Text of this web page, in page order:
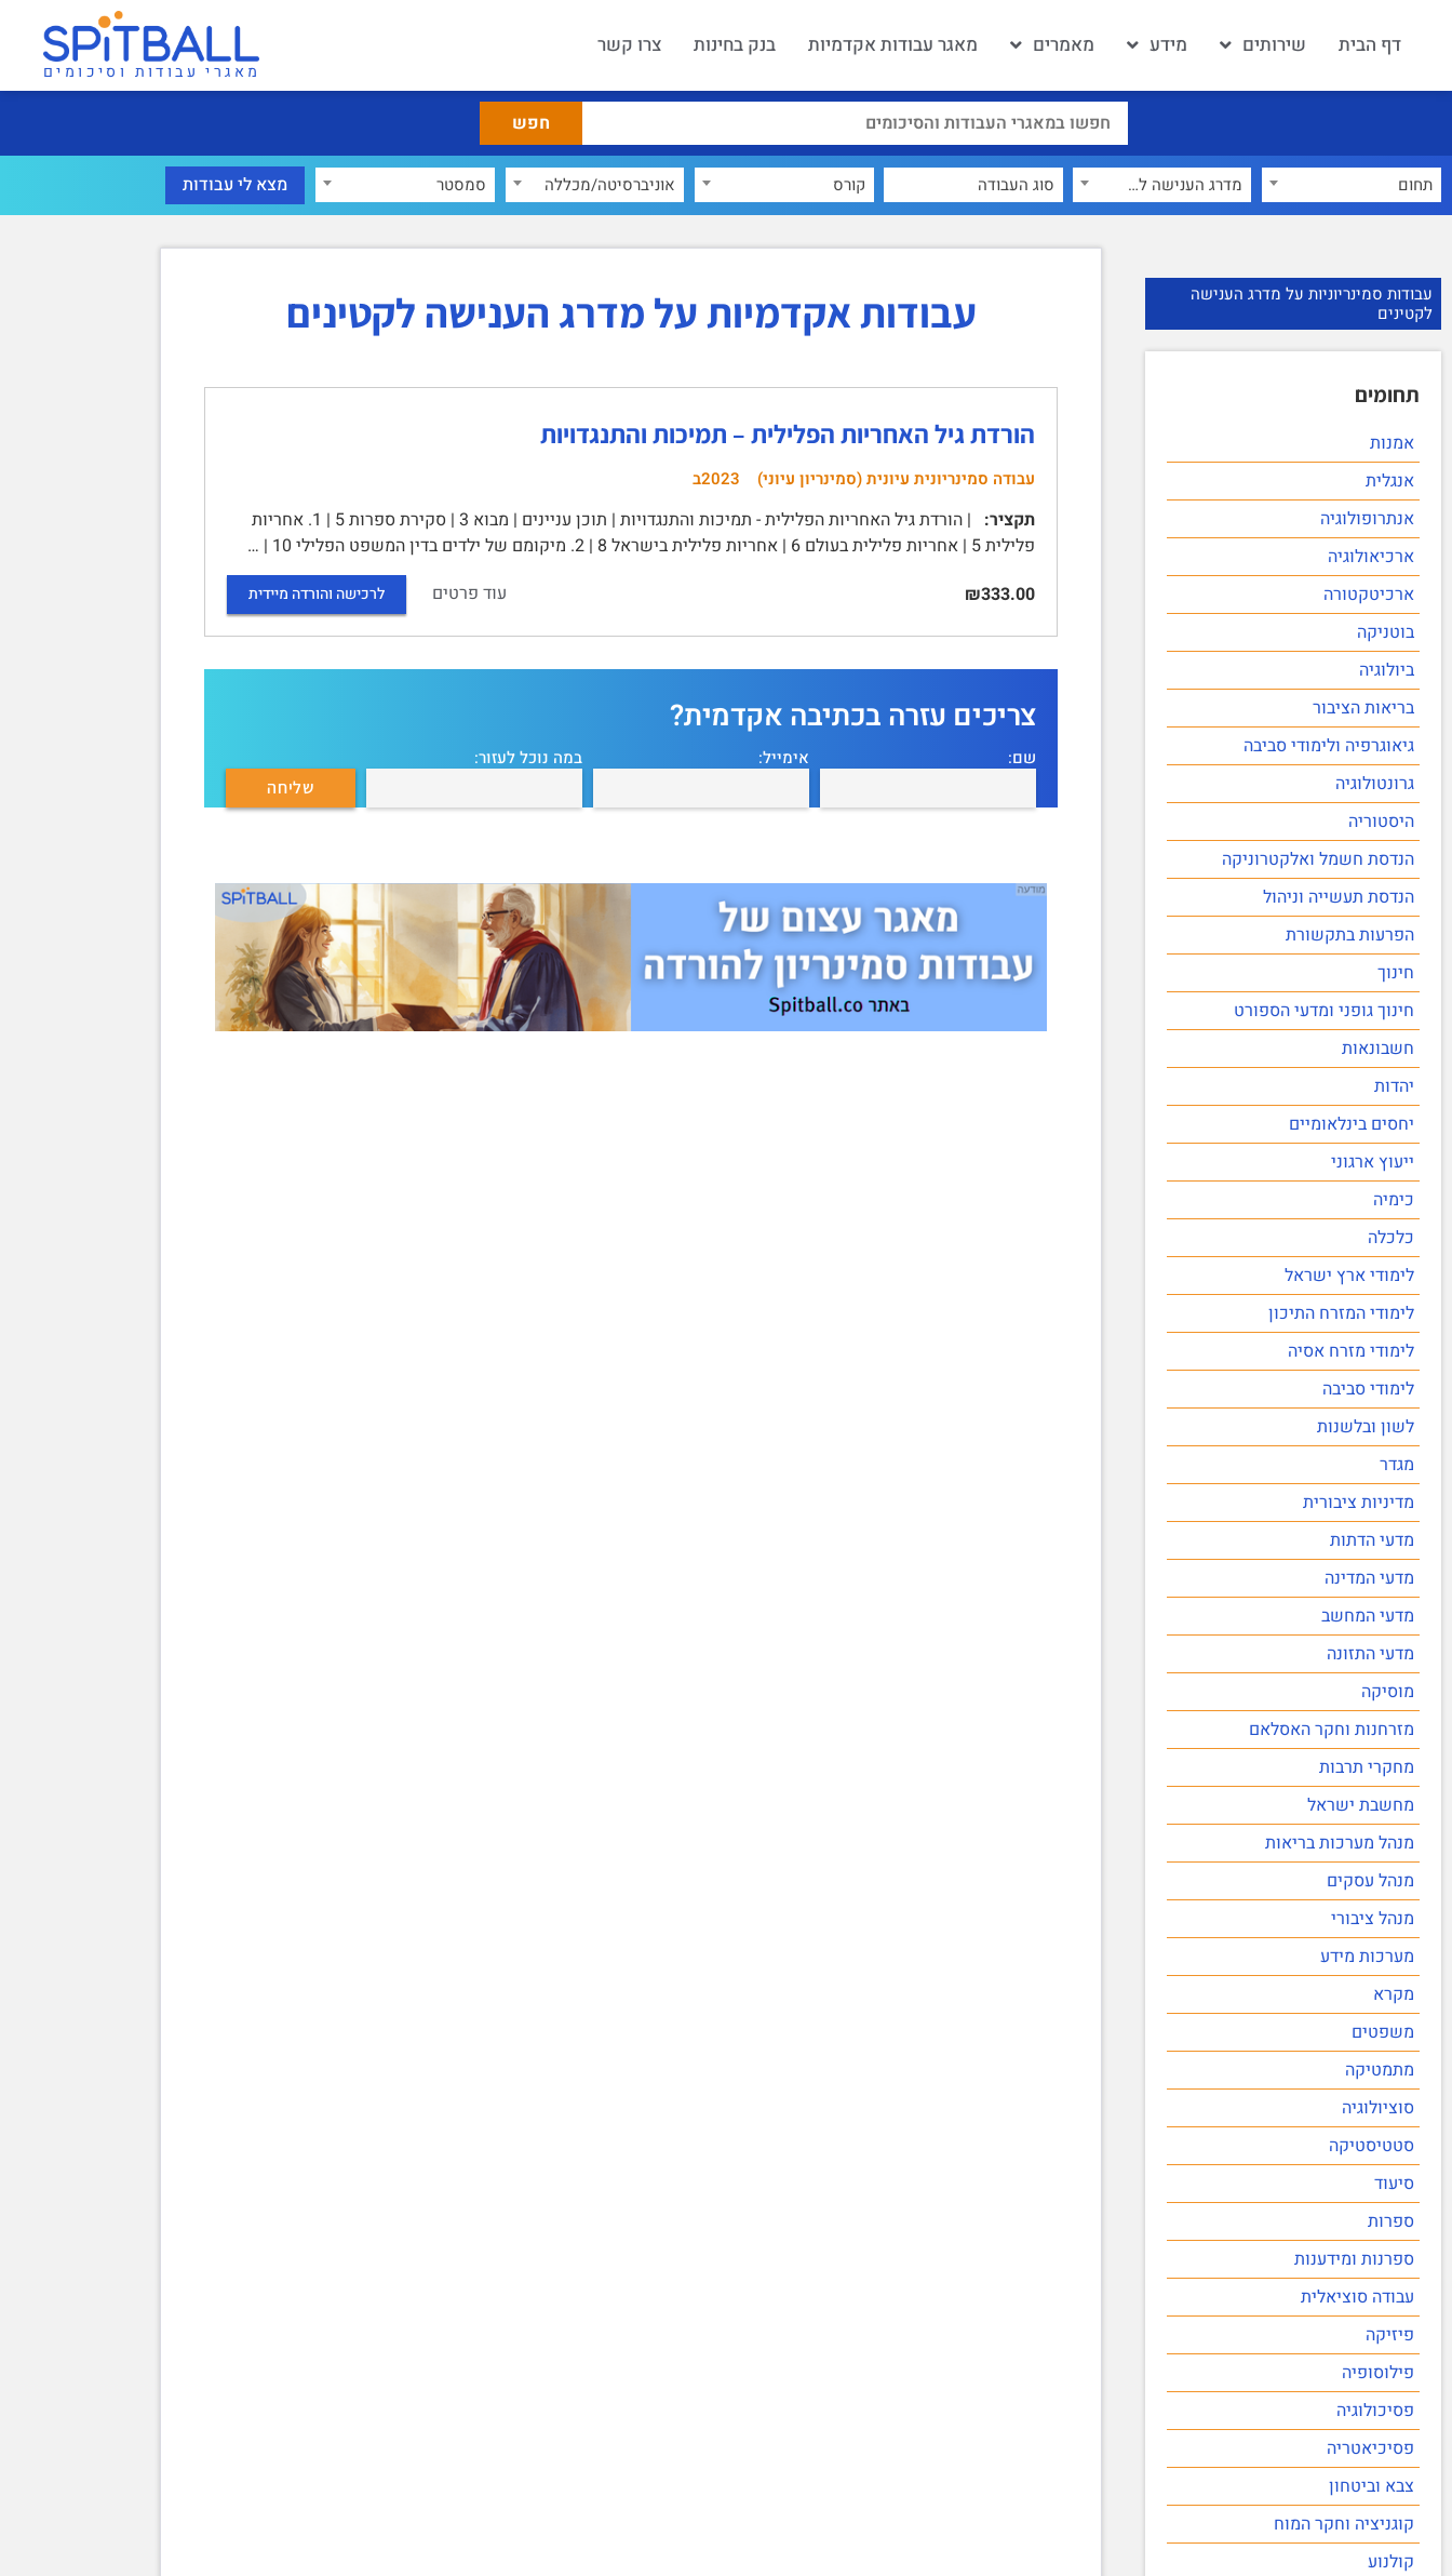
דף הבית שירותים מידע מאמרים מאגר עבודות אקדמיות בנק בחינות צרו קשר
מאגרי עבודות וסיכומים
תחום מדרג הענישה לקטינים קורס אוניברסיטה/מכללה סמסטר
עבודות סמינריוניות על מדרג הענישה
לקטינים
תחומים
אמנות
אנגלית
אנתרופולוגיה
ארכיאולוגיה
ארכיטקטורה
בוטניקה
ביולוגיה
בריאות הציבור
גיאוגרפיה ולימודי סביבה
גרונטולוגיה
היסטוריה
הנדסת חשמל ואלקטרוניקה
הנדסת תעשייה וניהול
הפרעות בתקשורת
חינוך
חינוך גופני ומדעי הספורט
חשבונאות
יהדות
יחסים בינלאומיים
ייעוץ ארגוני
כימיה
כלכלה
לימודי ארץ ישראל
לימודי המזרח התיכון
לימודי מזרח אסיה
לימודי סביבה
לשון ובלשנות
מגדר
מדיניות ציבורית
מדעי הדתות
מדעי המדינה
מדעי המחשב
מדעי התזונה
מוסיקה
מזרחנות וחקר האסלאם
מחקרי תרבות
מחשבת ישראל
מנהל מערכות בריאות
מנהל עסקים
מנהל ציבורי
מערכות מידע
מקרא
משפטים
מתמטיקה
סוציולוגיה
סטטיסטיקה
סיעוד
ספרות
ספרנות ומידענות
עבודה סוציאלית
פיזיקה
פילוסופיה
פסיכולוגיה
פסיכיאטריה
צבא וביטחון
קוגניציה וחקר המוח
קולנוע
עבודות אקדמיות על מדרג הענישה לקטינים
הורדת גיל האחריות הפלילית – תמיכות והתנגדויות
עבודה סמינריונית עיונית (סמינריון עיוני) 2023ב
תקציר:
| הורדת גיל האחריות הפלילית - תמיכות והתנגדויות | תוכן עניינים | מבוא 3 | סקירת ספרות 5 | 1. אחריות
פלילית 5 | אחריות פלילית בעולם 6 | אחריות פלילית בישראל 8 | 2. מיקומם של ילדים בדין המשפט הפלילי 10 | …
₪333.00
עוד פרטים לרכישה והורדה מיידית
צריכים עזרה בכתיבה אקדמית?
שם: אימייל: במה נוכל לעזור: